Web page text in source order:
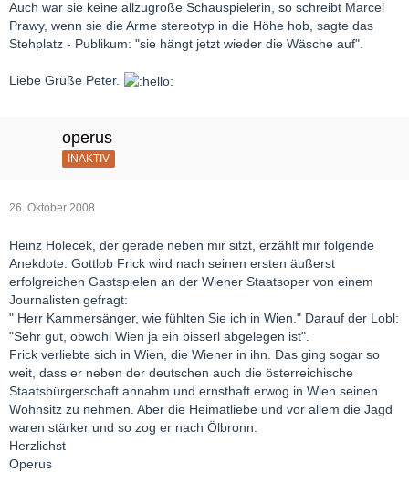
LG
Auch war sie keine allzugroße Schauspielerin, so schreibt Marcel
Prawy, wenn sie die Arme stereotyp in die Höhe hob, sagte das
Stehplatz - Publikum: "sie hängt jetzt wieder die Wäsche auf".
Liebe Grüße Peter.
operus
INAKTIV
26. Oktober 2008
Heinz Holecek, der gerade neben mir sitzt, erzählt mir folgende
Anekdote: Gottlob Frick wird nach seinen ersten äußerst
erfolgreichen Gastspielen an der Wiener Staatsoper von einem
Journalisten gefragt:
" Herr Kammersänger, wie fühlten Sie ich in Wien." Darauf der Lobl:
"Sehr gut, obwohl Wien ja ein bisserl abgelegen ist".
Frick verliebte sich in Wien, die Wiener in ihn. Das ging sogar so
weit, dass er neben der deutschen auch die österreichische
Staatsbürgerschaft annahm und ernsthaft erwog in Wien seinen
Wohnsitz zu nehmen. Aber die Heimatliebe und vor allem die Jagd
waren stärker und so zog er nach Ölbronn.
Herzlichst
Operus